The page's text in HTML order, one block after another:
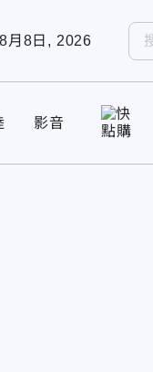
8月8日, 2026
影音